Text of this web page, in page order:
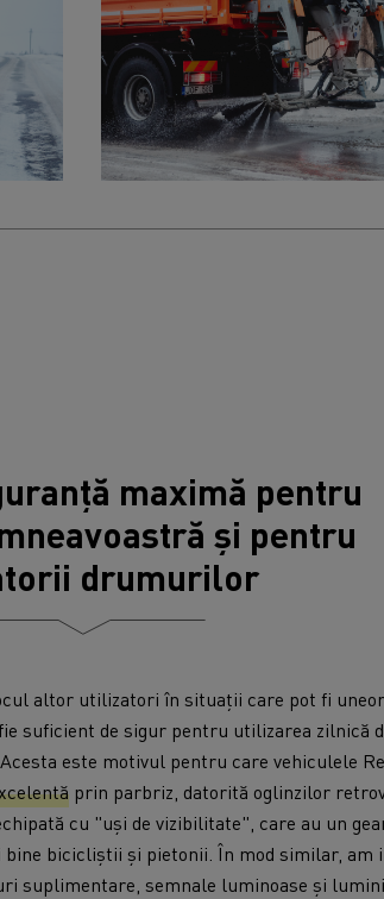
maximă pentru
și pentru
drumurilor
altor utilizatori în situații care pot fi
suficient de sigur pentru utilizarea zilnică
este motivul pentru care vehiculele
prin parbriz, datorită oglinzilor
cu "uși de vizibilitate", care au un
bicicliștii și pietonii. În mod similar, am
suplimentare, semnale luminoase și